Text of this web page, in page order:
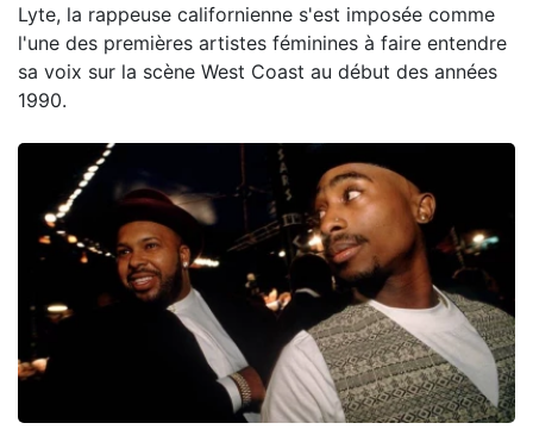
Lyte, la rappeuse californienne s'est imposée comme
l'une des premières artistes féminines à faire entendre
sa voix sur la scène West Coast au début des années
1990.